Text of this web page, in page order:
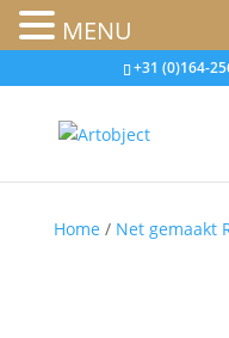
+31 (0)164-
Home / Net gemaakt
MENU